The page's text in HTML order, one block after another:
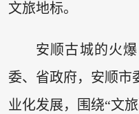
文旅地标。
安顺古城的火
委、省政府，安顺市
业化发展，围绕“文